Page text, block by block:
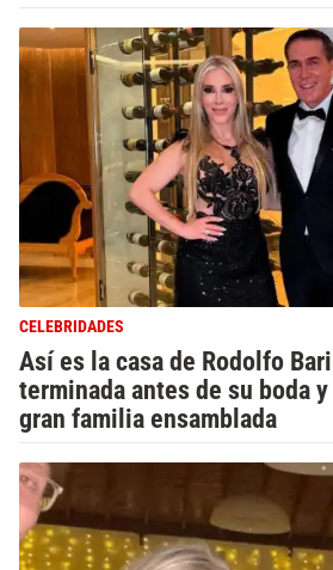
CELEBRIDADES
Así es la casa de Rodolfo
terminada antes de su boda
gran familia ensamblada